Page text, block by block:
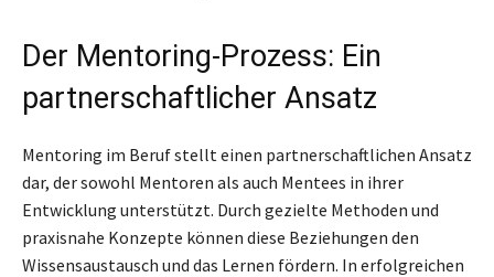
Der Mentoring-Prozess: Ein
partnerschaftlicher Ansatz
Mentoring im Beruf stellt einen partnerschaftlichen Ansatz
dar, der sowohl Mentoren als auch Mentees in ihrer
Entwicklung unterstützt. Durch gezielte Methoden und
praxisnahe Konzepte können diese Beziehungen den
Wissensaustausch und das Lernen fördern. In erfolgreichen